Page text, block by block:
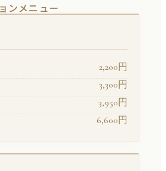
ンメニュー
2,200円
3,300円
3,950円
6,600円